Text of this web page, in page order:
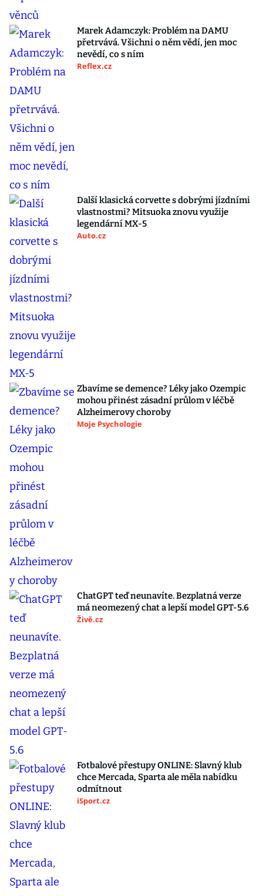
Marek Adamczyk: Problém na DAMU
přetrvává. Všichni o něm vědí, jen moc
nevědí, co s ním
Reflex.cz
Další klasická corvette s dobrými jízdními
vlastnostmi? Mitsuoka znovu využije
legendární MX-5
Auto.cz
Zbavíme se demence? Léky jako Ozempic
mohou přinést zásadní průlom v léčbě
Alzheimerovy choroby
Moje Psychologie
ChatGPT teď neunavíte. Bezplatná verze
má neomezený chat a lepší model GPT-5.6
Živě.cz
Fotbalové přestupy ONLINE: Slavný klub
chce Mercada, Sparta ale měla nabídku
odmítnout
iSport.cz